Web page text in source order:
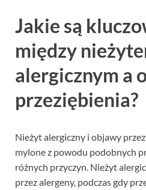
Jakie są
między
alergicznym a
przeziębienia?
Nieżyt alergiczny i objawy
mylone z powodu podobnych
różnych przyczyn. Nieżyt
przez alergeny, podczas gdy